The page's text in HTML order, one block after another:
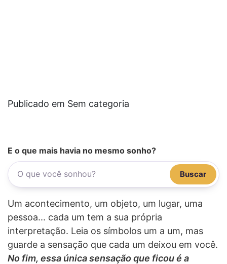
Publicado em Sem categoria
E o que mais havia no mesmo sonho?
Buscar
Um acontecimento, um objeto, um lugar, uma
pessoa... cada um tem a sua própria
interpretação. Leia os símbolos um a um, mas
guarde a sensação que cada um deixou em você.
No fim, essa única sensação que ficou é a